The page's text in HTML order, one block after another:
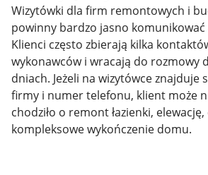
Wizytówki dla firm remontowych i
powinny bardzo jasno komunikować
Klienci często zbierają kilka
wykonawców i wracają do rozmowy
dniach. Jeżeli na wizytówce znajduje
firmy i numer telefonu, klient może
chodziło o remont łazienki,
kompleksowe wykończenie domu.